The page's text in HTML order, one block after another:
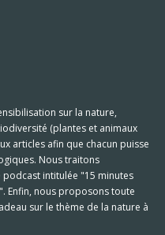
sur la nature,
(plantes et animaux
articles afin que chacun puisse
Nous traitons
podcast intitulée "15 minutes
Enfin, nous proposons toute
sur le thème de la nature à